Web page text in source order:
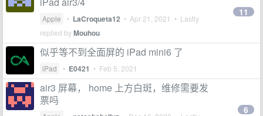
Apple • LaCroqueta12 • Apr 21, 2021 • Lastly
replied byMouhou
11
似乎等不到全面屏的 iPad mini6 了
iPad • E0421 • Feb 5, 2021
air3 屏幕， home 上方白斑，维修需要发
票吗
6